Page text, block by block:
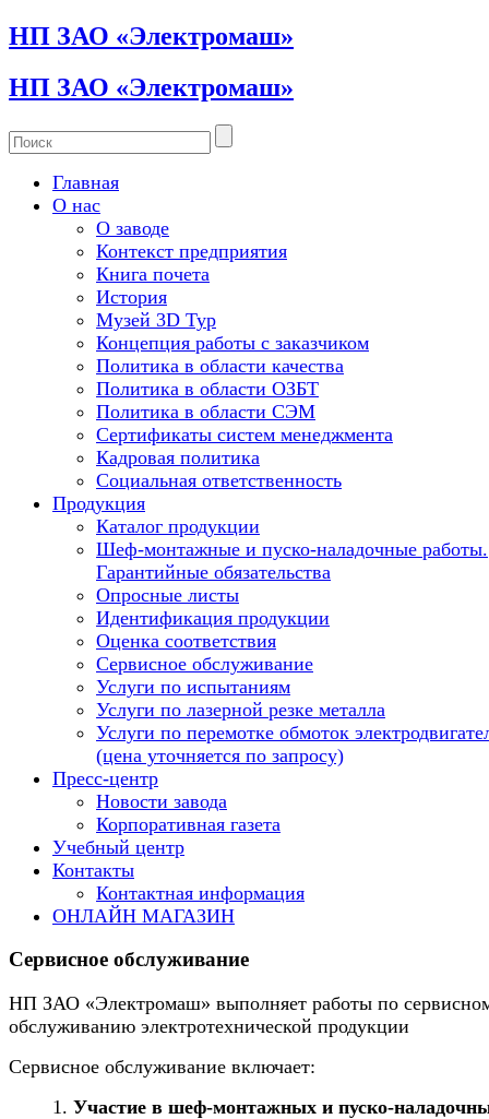
НП ЗАО «Электромаш»
НП ЗАО «Электромаш»
Главная
О нас
О заводе
Контекст предприятия
Книга почета
История
Музей 3D Тур
Концепция работы с заказчиком
Политика в области качества
Политика в области ОЗБТ
Политика в области СЭМ
Сертификаты систем менеджмента
Кадровая политика
Социальная ответственность
Продукция
Каталог продукции
Шеф-монтажные и пуско-наладочные работы.
Гарантийные обязательства
Опросные листы
Идентификация продукции
Оценка соответствия
Сервисное обслуживание
Услуги по испытаниям
Услуги по лазерной резке металла
Услуги по перемотке обмоток
(цена уточняется по запросу)
Пресс-центр
Новости завода
Корпоративная газета
Учебный центр
Контакты
Контактная информация
ОНЛАЙН МАГАЗИН
Сервисное обслуживание
НП ЗАО «Электромаш» выполняет работы по
обслуживанию электротехнической продукции
Сервисное обслуживание включает:
Участие в шеф-монтажных и пуско-